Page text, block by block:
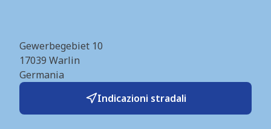
Gewerbegebiet 10
17039 Warlin
Germania
Indicazioni stradali